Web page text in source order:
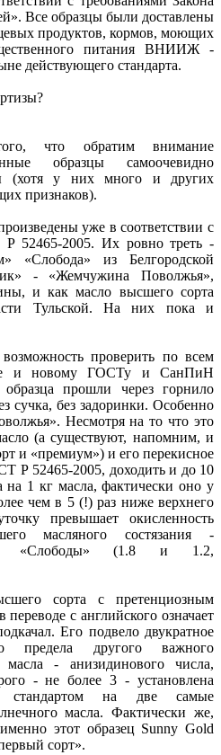
Все образцы были доставлены
продуктов, кормов, моющих
питания ВНИИЖ -
действующего стандарта.
что обратим внимание
образцы самоочевидно
(хотя у них много и других
признаков).
уже в соответствии с
52465-2005. Их ровно треть -
«Слобода» из Белгородской
- «Жемчужина Поволжья»,
и как масло высшего сорта
Тульской. На них пока и
проверить по всем
и новому ГОСТу и СанПиН
прошли через горнило
сучка, без задоринки. Особенно
Несмотря на то что это
(а существуют, напомним, и
и «премиум») и его перекисное
Р 52465-2005, доходить и до 10
на 1 кг масла, фактически оно у
чем в 5 (!) раз ниже верхнего
превышает окисленность
масляного состязания -
«Слободы» (1.8 и 1.2,
сорта с претенциозным
с английского означает
Его подвело двукратное
предела другого важного
масла - анизидинового числа,
- не более 3 - установлена
стандартом на две самые
масла. Фактически же,
этот образец Sunny Gold
сорт».